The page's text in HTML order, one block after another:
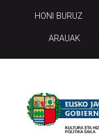
HONI BURUZ
ARAUAK